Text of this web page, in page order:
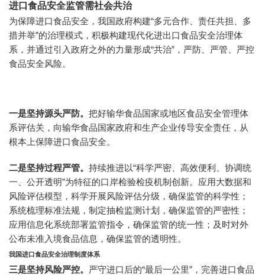
进口食品安全监管需社会共治
为保障进口食品安全，我国政府构建“多元合作、责任共担、多
措并举”的治理模式，积极构建现代化进出口食品安全治理体
系，并通过引入政府之外的力量形成“共治”，严防、严管、严控
食品安全风险。
一是坚持源头严防。 把好输华食品国家或地区食品安全管理体
系评估关，向输华食品国家政府和生产企业传导安全责任，从
根本上保障进口食品安全。
二是坚持过程严管。 持续推进以“科学严密、高效便利、协调统
一、公开透明”为特征的口岸检验检疫机制创新。应用大数据和
风险评估模型，科学开展风险评估分级，确保监管的科学性；
系统梳理标准法规，制定抽检监测计划，确保监管的严密性；
应用信息化系统部署监管指令，确保监管的统一性；及时对外
公布未准入境食品信息，确保监管的透明性。
我国进口食品安全治理制度体系
三是坚持风险严控。 严守进口后的“最后一公里”，完善进口食品